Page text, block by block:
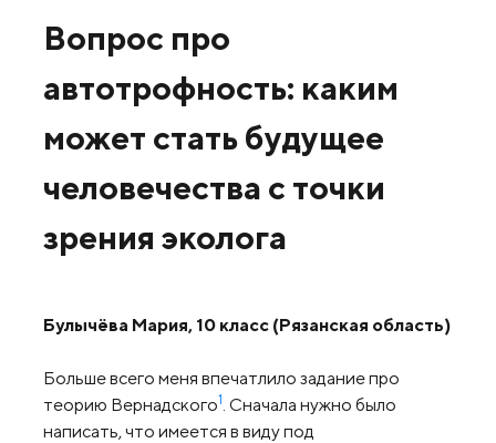
Вопрос про
автотрофность: каким
может стать будущее
человечества с точки
зрения эколога
Булычёва Мария, 10 класс (Рязанская область)
Больше всего меня впечатлило задание про
теорию Вернадского1 . Сначала нужно было
написать, что имеется в виду под